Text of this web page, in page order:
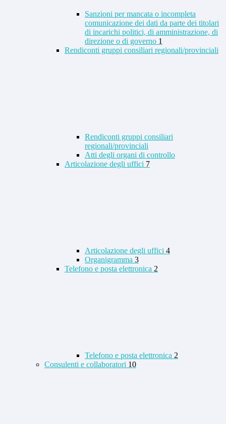
Sanzioni per mancata o incompleta
comunicazione dei dati da parte dei titolari
di incarichi politici, di amministrazione, di
direzione o di governo 1
Rendiconti gruppi consiliari regionali/provinciali
Rendiconti gruppi consiliari
regionali/provinciali
Atti degli organi di controllo
Articolazione degli uffici 7
Articolazione degli uffici 4
Organigramma 3
Telefono e posta elettronica 2
Telefono e posta elettronica 2
Consulenti e collaboratori 10